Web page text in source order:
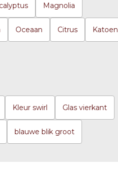
Magnolia
Oceaan Citrus Katoen
Kleur swirl Glas vierkant
blauwe blik groot